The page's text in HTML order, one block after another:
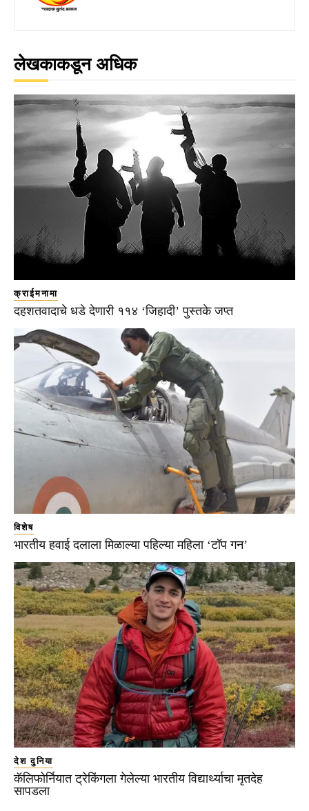
लेखकाकडून अधिक
क्राईमनामा
दहशतवादाचे धडे देणारी ११४ ‘जिहादी’ पुस्तके जप्त
विशेष
भारतीय हवाई दलाला मिळाल्या पहिल्या महिला ‘टॉप गन’
देश दुनिया
कॅलिफोर्नियात ट्रेकिंगला गेलेल्या भारतीय विद्यार्थ्याचा मृतदेह
सापडला